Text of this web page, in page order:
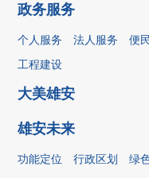
政务服务
个人服务 法人服务 便
工程建设
大美雄安
雄安未来
功能定位 行政区划 绿